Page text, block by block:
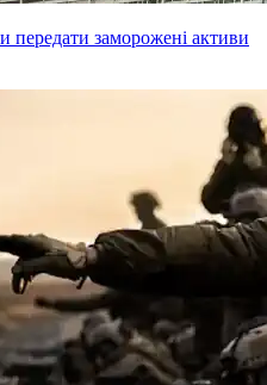
заморожені активи